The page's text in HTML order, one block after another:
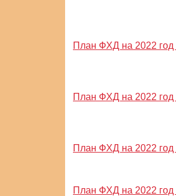
План ФХД на 2022 год
План ФХД на 2022 год
План ФХД на 2022 год
План ФХД на 2022 год